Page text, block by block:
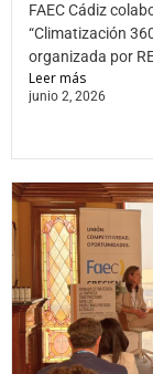
FAEC Cádiz
“Climatización
organizada por
Leer más
junio 2, 2026